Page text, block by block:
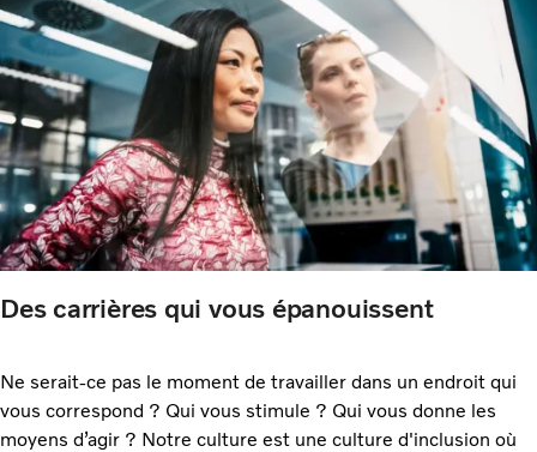
Des carrières qui vous épanouissent ​
Ne serait-ce pas le moment de travailler dans un endroit qui
vous correspond ? Qui vous stimule ? Qui vous donne les
moyens d’agir ? Notre culture est une culture d'inclusion où